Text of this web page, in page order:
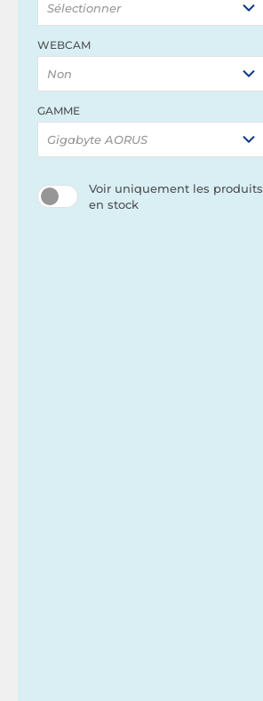
Sélectionner
WEBCAM
Non
GAMME
Gigabyte AORUS
Voir uniquement les produits
en stock